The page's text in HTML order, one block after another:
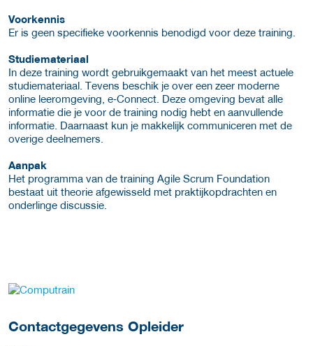
Voorkennis
Er is geen specifieke voorkennis benodigd voor deze training.
Studiemateriaal
In deze training wordt gebruikgemaakt van het meest actuele
studiemateriaal. Tevens beschik je over een zeer moderne
online leeromgeving, e‑Connect. Deze omgeving bevat alle
informatie die je voor de training nodig hebt en aanvullende
informatie. Daarnaast kun je makkelijk communiceren met de
overige deelnemers.
Aanpak
Het programma van de training Agile Scrum Foundation
bestaat uit theorie afgewisseld met praktijkopdrachten en
onderlinge discussie.
over deze opleider
Contactgegevens Opleider